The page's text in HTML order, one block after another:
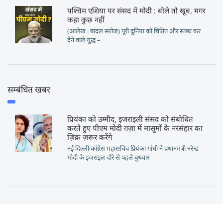
पश्चिम एशिया पर संसद में मोदी : बोले तो खूब, मगर
कहा कुछ नहीं
(आलेख : बादल सरोज) पूरी दुनिया को चितित और स्तब्ध कर
देने वाले युद्ध –
सम्बंधित खबर
प्रियंका को उम्मीद, इजराइली संसद को संबोधित
करते हुए पीएम मोदी ग़ज़ा में मासूमों के नरसंहार का
ज़िक्र ज़रूर करेंगे
नई दिल्लीःकांग्रेस महासचिव प्रियंका गांधी ने प्रधानमंत्री नरेन्द्र
मोदी के इजराइल दौरे से पहले बुधवार